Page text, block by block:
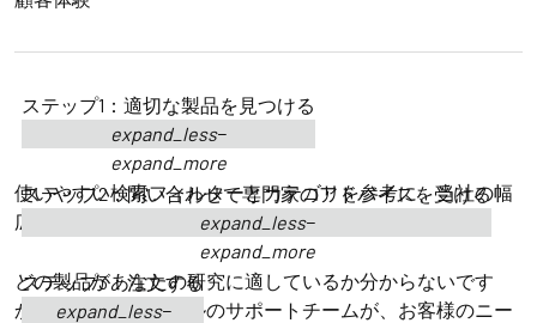
ステップ1：適切な製品を見つける
expand_less
expand_more
使いやすい検索フィルターとカテゴリを参考に、当社の幅
広いアッセイと試薬をご覧ください。
ステップ2：問い合わせて専門家のアドバイスを受ける
expand_less
expand_more
どの製品があなたの研究に適しているか分からないです
か？当社の博士レベルのサポートチームが、お客様のニー
ステップ3：注文する
expand_less